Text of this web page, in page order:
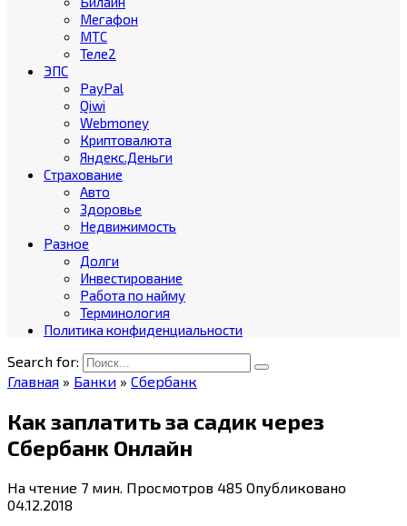
Мегафон
МТС
Теле2
ЭПС
PayPal
Qiwi
Webmoney
Криптовалюта
Яндекс.Деньги
Страхование
Авто
Здоровье
Недвижимость
Разное
Долги
Инвестирование
Работа по найму
Терминология
Политика конфиденциальности
Search for:
Главная » Банки » Сбербанк
Как заплатить за садик через
Сбербанк Онлайн
На чтение 7 мин. Просмотров 485 Опубликовано
04.12.2018